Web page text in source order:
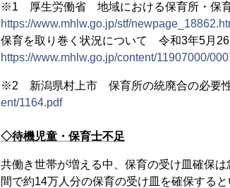
※1 厚生労働省 地域における保育所・保育
https://www.mhlw.go.jp/stf/
保育を取り巻く状況について 令和3年5月26
https://www.mhlw.go.jp/content/11907000/
※2 新潟県村上市 保育所の統廃合の必要
ent/1164.pdf
◇待機児童・保育士不足
共働き世帯が増える中、保育の受け皿確保
間で約14万人分の保育の受け皿を確保する